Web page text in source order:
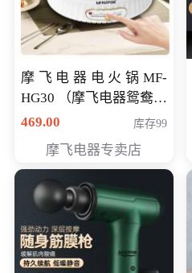
摩飞电器电火锅MF-
HG30 （摩飞电器鸳鸯锅
MF-HG30 ） 会员专享价
469.00 库存99
摩飞电器专卖店